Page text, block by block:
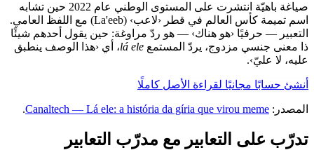
صياغة باهيّة انتشرت على المستوى الوطني عام 2022 حين تشابه
اسم تميمة كأس العالم في قطر ‹لاعب› (La'eeb) مع اللفظ العامي.
التعبير — حرفيًا ‹هو هناك› — هو ردّ مراوغة: حين يقول أحدهم شيئًا
ذا معنى جنسي مزدوج، يردّ المستمع lá ele، أي ‹هذا الوصف ينطبق
عليه، لا عليّ›.
أنشئ حسابًا مجانيًا لقراءة الأصل كاملًا
المصدر: Canaltech — Lá ele: a história da gíria que virou meme
.
تدرّب على التعابير مع مدرّب التعابير